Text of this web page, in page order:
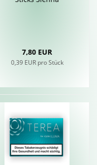
7,80 EUR
0,39 EUR pro Stück